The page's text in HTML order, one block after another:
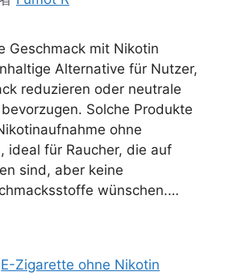
Geschmack mit Nikotin
Alternative für Nutzer,
reduzieren oder neutrale
Solche Produkte
ohne
ideal für Raucher, die auf
sind, aber keine
wünschen.…
E-Zigarette ohne Nikotin